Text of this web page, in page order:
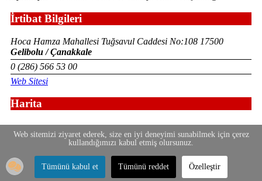
İrtibat Bilgileri
Hoca Hamza Mahallesi Tuğsavul Caddesi No:108 17500
Gelibolu / Çanakkale
0 (286) 566 53 00
Web Sitesi
Harita
Web sitemizi ziyaret ederek, size en iyi deneyimi sunabilmek için çerez
kullandığımızı kabul etmiş olursunuz.
Tümünü kabul et Tümünü reddet Özelleştir